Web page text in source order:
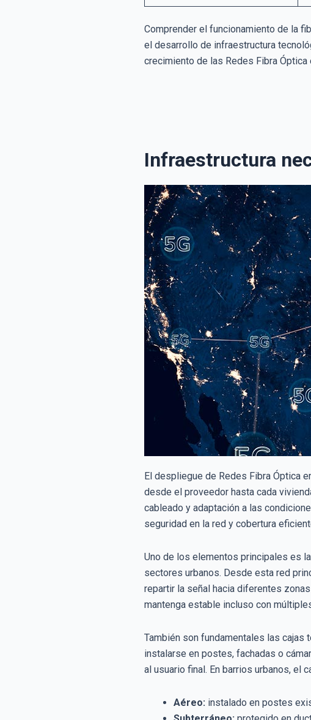
Comprender el funcionamiento de la
el desarrollo de infraestructura
crecimiento de las Redes Fibra
Infraestructura
El despliegue de Redes Fibra Óptica
desde el proveedor hasta cada
cableado y adaptación a las
seguridad en la red y cobertura
Uno de los elementos principales es
sectores urbanos. Desde esta red
repartir la señal hacia diferentes
mantenga estable incluso con
También son fundamentales las
instalarse en postes, fachadas o
al usuario final. En barrios urbanos, el
Aéreo: instalado en postes